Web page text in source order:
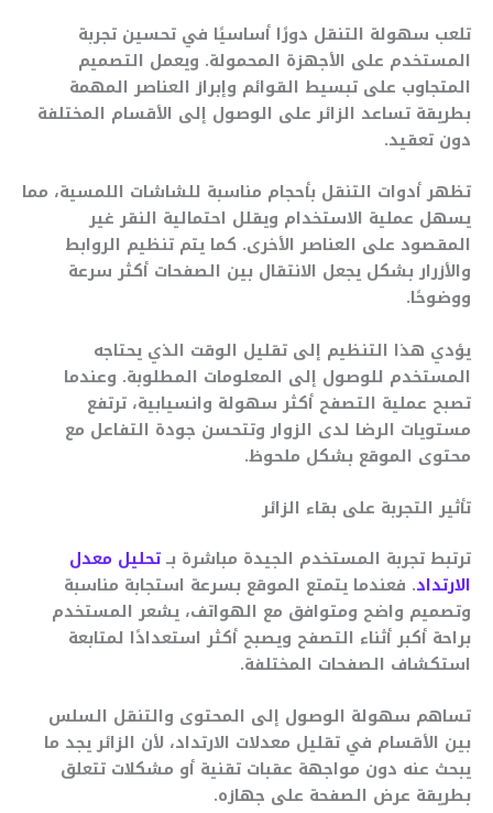
تلعب سهولة التنقل دورًا أساسيًا في تحسين تجربة
المستخدم على الأجهزة المحمولة. ويعمل التصميم
المتجاوب على تبسيط القوائم وإبراز العناصر المهمة
بطريقة تساعد الزائر على الوصول إلى الأقسام المختلفة
دون تعقيد.
تظهر أدوات التنقل بأحجام مناسبة للشاشات اللمسية، مما
يسهل عملية الاستخدام ويقلل احتمالية النقر غير
المقصود على العناصر الأخرى. كما يتم تنظيم الروابط
والأزرار بشكل يجعل الانتقال بين الصفحات أكثر سرعة
ووضوحًا.
يؤدي هذا التنظيم إلى تقليل الوقت الذي يحتاجه
المستخدم للوصول إلى المعلومات المطلوبة. وعندما
تصبح عملية التصفح أكثر سهولة وانسيابية، ترتفع
مستويات الرضا لدى الزوار وتتحسن جودة التفاعل مع
محتوى الموقع بشكل ملحوظ.
تأثير التجربة على بقاء الزائر
ترتبط تجربة المستخدم الجيدة مباشرة بــتحليل معدل
الارتداد. فعندما يتمتع الموقع بسرعة استجابة مناسبة
وتصميم واضح ومتوافق مع الهواتف، يشعر المستخدم
براحة أكبر أثناء التصفح ويصبح أكثر استعدادًا لمتابعة
استكشاف الصفحات المختلفة.
تساهم سهولة الوصول إلى المحتوى والتنقل السلس
بين الأقسام في تقليل معدلات الارتداد، لأن الزائر يجد ما
يبحث عنه دون مواجهة عقبات تقنية أو مشكلات تتعلق
بطريقة عرض الصفحة على جهازه.